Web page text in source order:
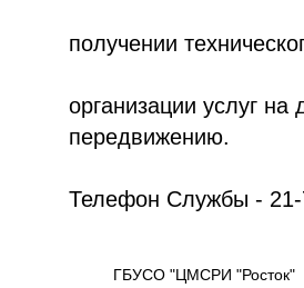
получении
организации услуг
передвижению.
Телефон Службы - 21-
ГБУСО "ЦМСРИ "Росток"